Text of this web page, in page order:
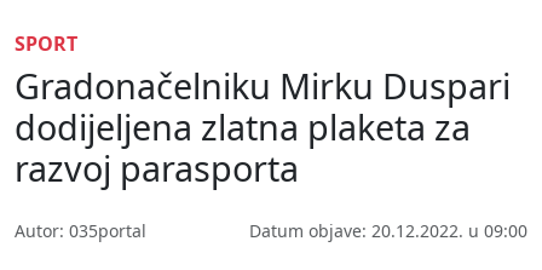
SPORT
Gradonačelniku Mirku Duspari
dodijeljena zlatna plaketa za
razvoj parasporta
Autor: 035portal Datum objave: 20.12.2022. u 09:00